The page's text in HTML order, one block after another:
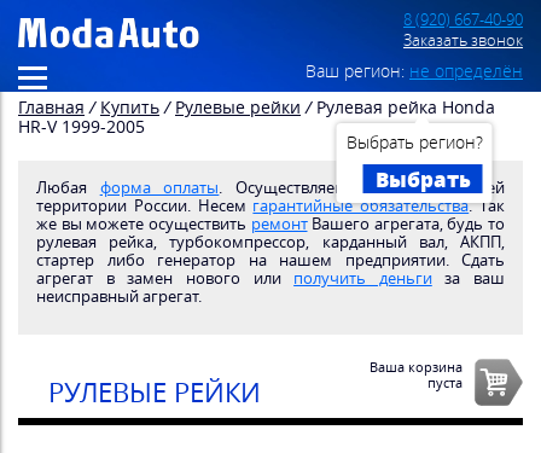
8 (920) 667-40-90
Заказать звонок
Ваш регион: не определён
Выбрать регион?
Выбрать
Главная / Купить / Рулевые рейки / Рулевая рейка Honda
HR-V 1999-2005
Любая форма оплаты. Осуществляем доставкупо всей
территории России. Несем гарантийные обязательства. Так
же вы можете осуществить ремонтВашего агрегата, будь то
рулевая рейка, турбокомпрессор, карданный вал, АКПП,
стартер либо генератор на нашем предприятии. Сдать
агрегат в замен нового или получить деньгиза ваш
неисправный агрегат.
РУЛЕВЫЕ РЕЙКИ
Ваша корзина
пуста